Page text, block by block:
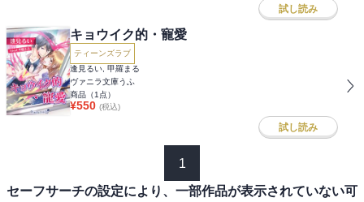
試し読み
キョウイク的・寵愛
ティーンズラブ
逢見るい, 甲羅まる
ヴァニラ文庫うふ
商品（1 点）
¥550 (税込)
試し読み
1
セーフサーチの設定により、一部作品が表示されていない可